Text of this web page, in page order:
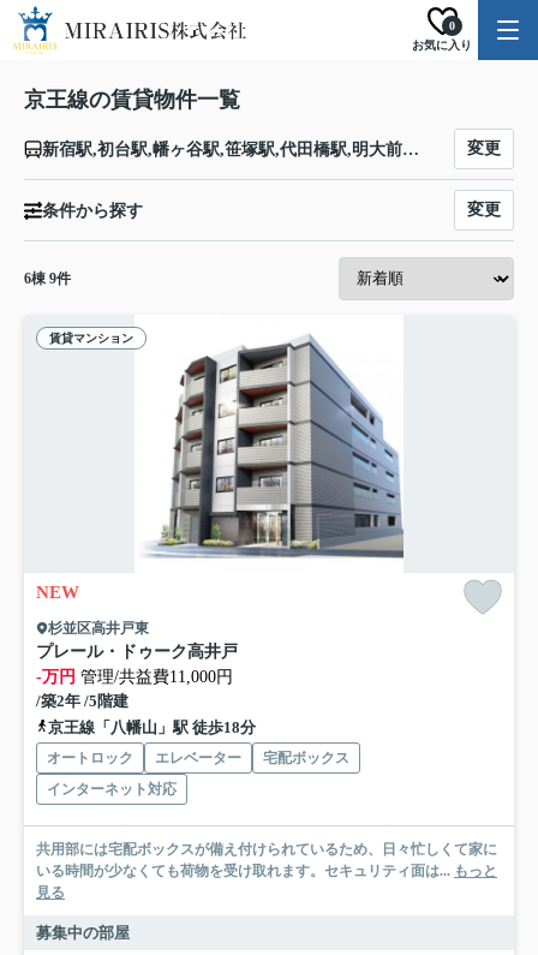
お気に入り
0
京王線の賃貸物件一覧
新宿駅,初台駅,幡ヶ谷駅,笹塚駅,代田橋駅,明大前駅,下高井戸駅,桜上水駅,上北沢駅,八幡山駅,芦花公園駅,千歳烏山駅,仙川駅,つつじヶ丘駅,柴崎駅,国領駅,布田駅,調布駅,西調布駅,飛田給駅,武蔵野台駅,多磨霊園駅,東府中駅,府中競馬正門前駅,府中駅,分倍河原駅,中河原駅,聖蹟桜ヶ丘駅,百草園駅,高幡不動駅,多摩動物公園駅,南平駅,平山城址公園駅,長沼駅,北野駅,京王八王子駅 変更
条件から探す 変更
6棟 9件
賃貸マンション
NEW
杉並区高井戸東
プレール・ドゥーク高井戸
-万円 管理/共益費11,000円
/築2年 /5階建
京王線「八幡山」駅 徒歩18分
オートロック エレベーター
宅配ボックス
インターネット対応
共用部には宅配ボックスが備え付けられているため、日々忙しくて家に
いる時間が少なくても荷物を受け取れます。セキュリティ面は... もっと
見る
募集中の部屋